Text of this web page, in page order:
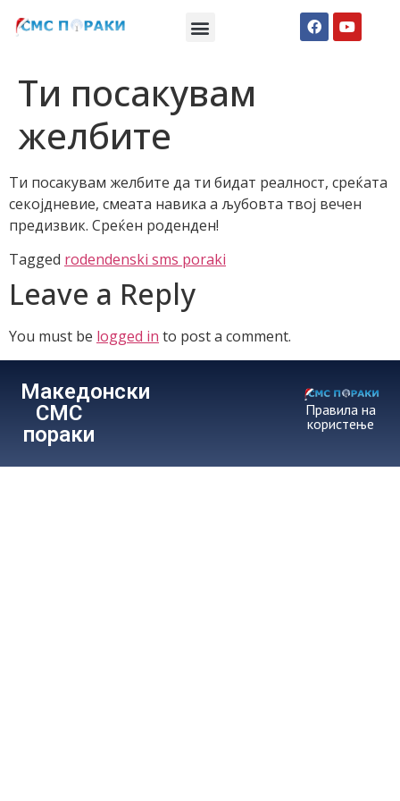
Ти посакувам
желбите
Ти посакувам желбите да ти бидат реалност, среќата
секојдневие, смеата навика а љубовта твој вечен
предизвик. Среќен роденден!
Tagged rodendenski sms poraki
Leave a Reply
You must be logged in to post a comment.
Македонски
СМС
пораки
Правила на
користење